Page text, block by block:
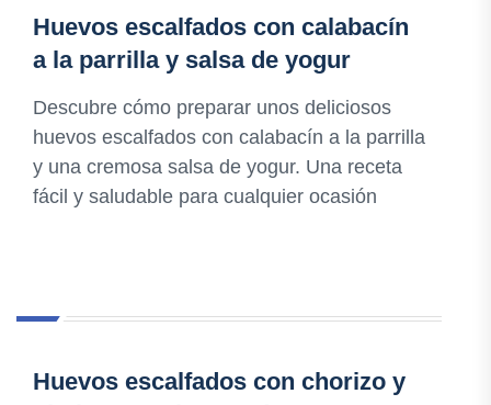
Huevos escalfados con calabacín
a la parrilla y salsa de yogur
Descubre cómo preparar unos deliciosos
huevos escalfados con calabacín a la parrilla
y una cremosa salsa de yogur. Una receta
fácil y saludable para cualquier ocasión
Huevos escalfados con chorizo y